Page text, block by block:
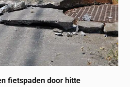
fietspaden door hitte